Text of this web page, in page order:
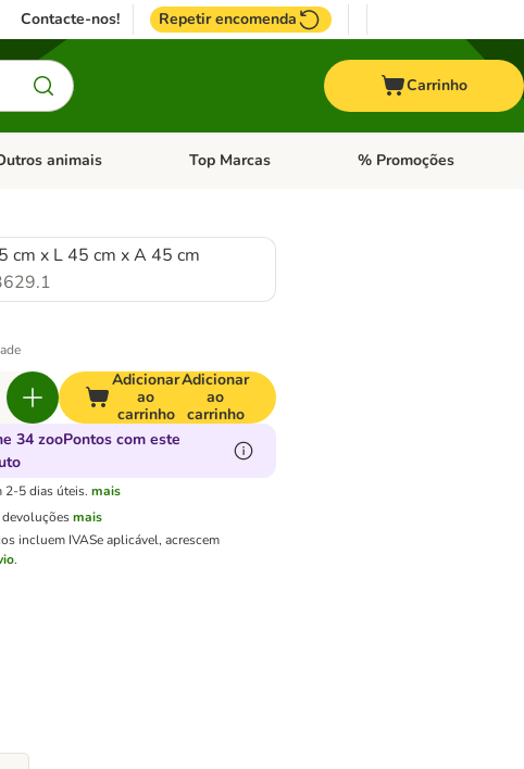
Contacte-nos! Repetir encomenda
Carrinho
menu de categoria: Pássaros
animais Abrir menu de categoria: Outros animais
Top Marcas Abrir menu de categoria:
% Promoções
cm x L 45 cm x A 45 cm
Adicionar
ao
carrinho
Adicionar
ao
carrinho
34 zooPontos com este
2-5 dias úteis. mais
mais
incluem IVASe aplicável, acrescem
.